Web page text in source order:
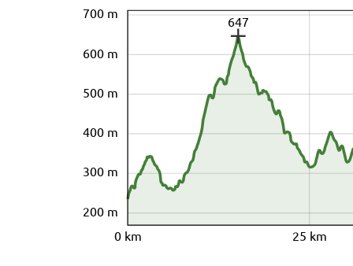
0 km 25 km
200 m
300 m
400 m
500 m
600 m
700 m
647